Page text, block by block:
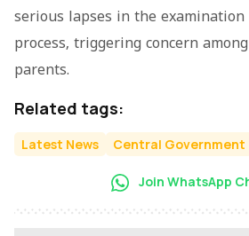
serious lapses in the
process, triggering concern
parents.
Related tags:
Latest News Central Government
Join WhatsApp